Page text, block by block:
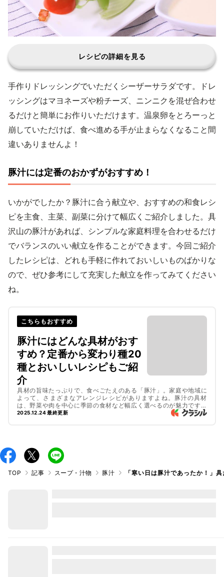
レシピの詳細を見る
手作りドレッシングでいただくシーザーサラダです。ドレ
ッシングはマヨネーズや粉チーズ、ニンニクを混ぜ合わせ
るだけと簡単にお作りいただけます。温泉卵をとろーっと
崩していただけば、食べ進める手が止まらなくなること間
違いありませんよ！
豚汁には定番のおかずがおすすめ！
いかがでしたか？豚汁に合う献立や、おすすめの和食レシ
ピを主食、主菜、副菜に分けて幅広くご紹介しました。具
沢山の豚汁があれば、シンプルな家庭料理を合わせるだけ
でバランスのいい献立を作ることができます。今回ご紹介
したレシピは、どれも手軽に作れておいしいものばかりな
ので、ぜひ参考にして充実した献立を作ってみてください
ね。
こちらもおすすめ
豚汁にはどんな具材がおす
すめ？定番から変わり種20
種とおいしいレシピもご紹
介
具材の旨味たっぷりで、食べごたえのある「豚汁」。家庭や地域に
よって、さまざまなアレンジレシピがありますよね。豚汁の具材
は、野菜や肉を中心に季節の食材など幅広く選べるのが魅力です。
今回は、定番から変わり種まで、バリエーション豊かな豚汁の具材
2025.12.24 最終更新
TOP 記事 スープ・汁物 豚汁 「寒い日は豚汁であったか！」